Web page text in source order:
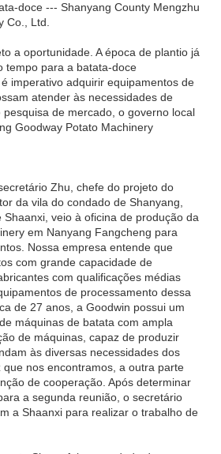
doce --- Shanyang County Mengzhu
Co., Ltd.
a oportunidade. A época de plantio já
tempo para a batata-doce
imperativo adquirir equipamentos de
atender às necessidades de
de mercado, o governo local
Goodway Potato Machinery
Zhu, chefe do projeto do
da vila do condado de Shanyang,
veio à oficina de produção da
em Nanyang Fangcheng para
Nossa empresa entende que
com grande capacidade de
com qualificações médias
de processamento dessa
de 27 anos, a Goodwin possui um
máquinas de batata com ampla
de máquinas, capaz de produzir
às diversas necessidades dos
que nos encontramos, a outra parte
de cooperação. Após determinar
a segunda reunião, o secretário
a Shaanxi para realizar o trabalho de